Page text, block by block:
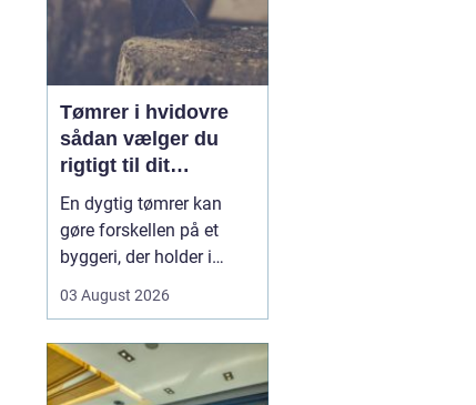
Tømrer i hvidovre
sådan vælger du
rigtigt til dit
byggeprojekt
En dygtig tømrer kan
gøre forskellen på et
byggeri, der holder i
giver dig problemer igen
efter en tømrer i
Hvidovre, handler det
03 August 2026